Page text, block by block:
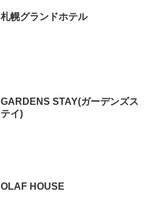
札幌グランドホテル
GARDENS STAY(ガーデンズス
テイ)
OLAF HOUSE